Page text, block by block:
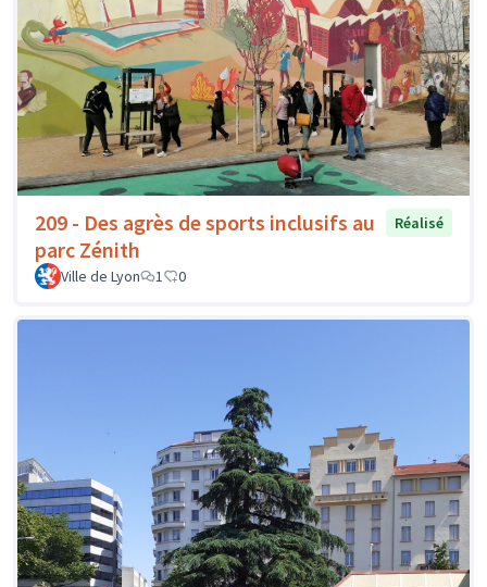
209 - Des agrès de sports inclusifs au
parc Zénith
Réalisé
Ville de Lyon 1 0